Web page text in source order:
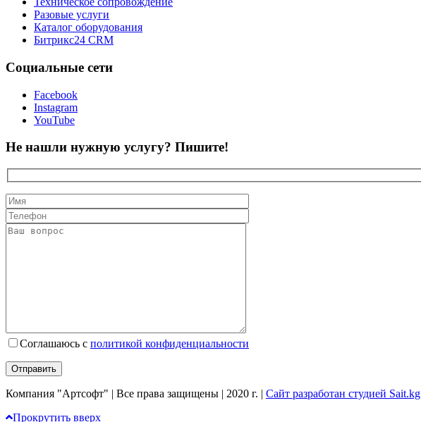
Разовые услуги
Каталог оборудования
Битрикс24 CRM
Социальные сети
Facebook
Instagram
YouTube
Не нашли нужную услугу? Пишите!
Соглашаюсь с политикой конфиденциальности
Компания "Артсофт" | Все права защищены | 2020 г. | Сайт разработан студией Sait.kg
Прокрутить вверх